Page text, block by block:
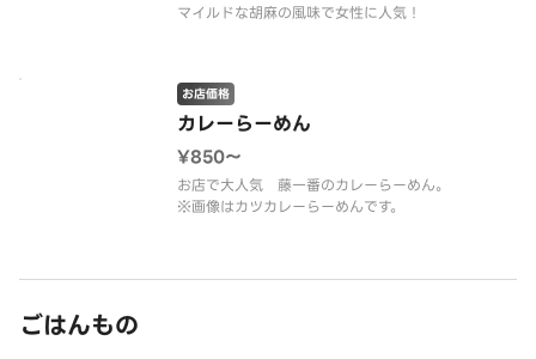
マイルドな胡麻の風味で女性に人気！
カレーらーめん
お店価格
¥850〜
お店で大人気 藤一番のカレーらーめん。
※画像はカツカレーらーめんです。
ごはんもの